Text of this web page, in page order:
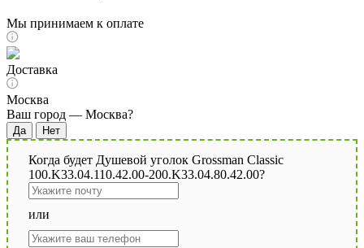
Мы принимаем к оплате
Доставка
Москва
Ваш город — Москва?
Когда будет Душевой уголок Grossman Classic
100.K33.04.110.42.00-200.K33.04.80.42.00?
или